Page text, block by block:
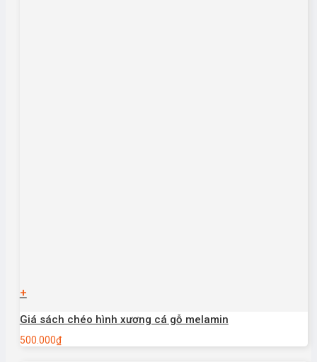
+
Giá sách chéo hình xương cá gỗ melamin
500.000₫